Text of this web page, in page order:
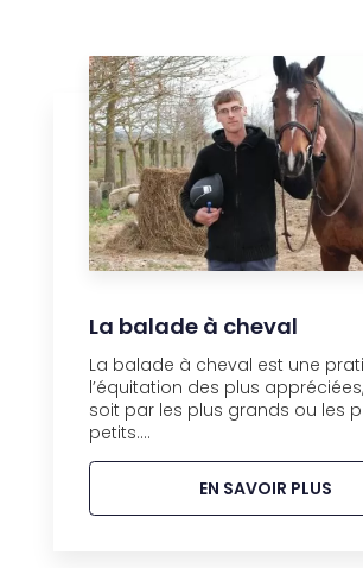
La balade à cheval
La balade à cheval est une
l’équitation des plus
soit par les plus grands ou les
petits....
EN SAVOIR PLUS